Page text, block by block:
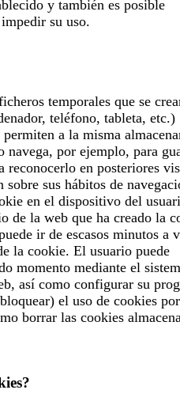
y también es posible
su uso.
temporales que se
teléfono, tableta, etc.)
a la misma
navega, por ejemplo, para
reconocerlo en posteriores
sus hábitos de
en el dispositivo del
de la web que ha creado la
ir de escasos minutos a
la cookie. El usuario puede
momento mediante el
así como configurar su
el uso de cookies
borrar las cookies